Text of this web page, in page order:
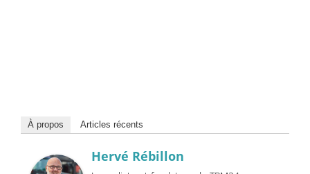
À propos Articles récents
Hervé Rébillon